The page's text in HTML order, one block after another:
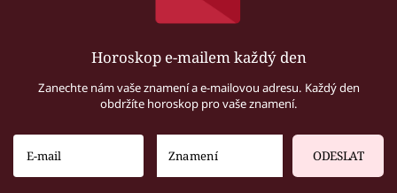
Horoskop e-mailem každý den
Zanechte nám vaše znamení a e-mailovou adresu. Každý den
obdržíte horoskop pro vaše znamení.
ODESLAT